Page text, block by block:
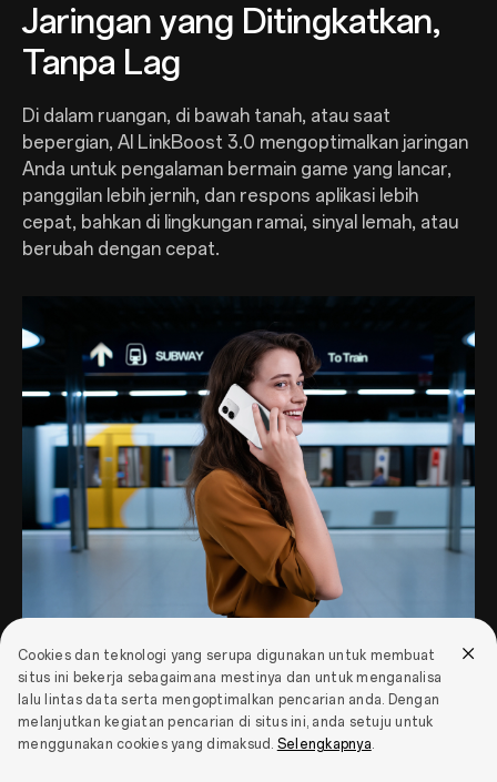
Cookies dan teknologi yang serupa digunakan untuk membuat
situs ini bekerja sebagaimana mestinya dan untuk menganalisa
lalu lintas data serta mengoptimalkan pencarian anda. Dengan
melanjutkan kegiatan pencarian di situs ini, anda setuju untuk
menggunakan cookies yang dimaksud. Selengkapnya.
Jaringan yang Ditingkatkan,
Tanpa Lag
Di dalam ruangan, di bawah tanah, atau saat
bepergian, AI LinkBoost 3.0 mengoptimalkan jaringan
Anda untuk pengalaman bermain game yang lancar,
panggilan lebih jernih, dan respons aplikasi lebih
cepat, bahkan di lingkungan ramai, sinyal lemah, atau
berubah dengan cepat.